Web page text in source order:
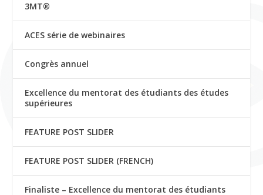
3MT®
ACES série de webinaires
Congrès annuel
Excellence du mentorat des étudiants des études
supérieures
FEATURE POST SLIDER
FEATURE POST SLIDER (FRENCH)
Finaliste – Excellence du mentorat des étudiants